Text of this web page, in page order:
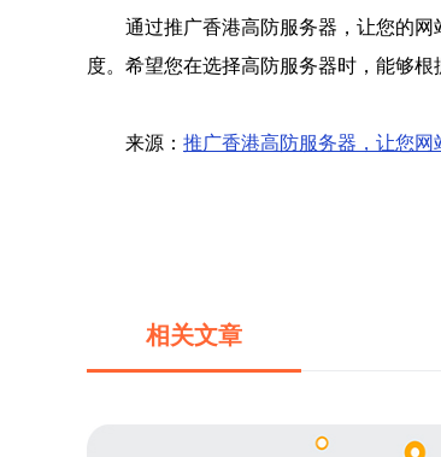
通过推广香港高防服务器，让您的
度。希望您在选择高防服务器时，能够
来源： 推广香港高防服务器，让您网
相关文章